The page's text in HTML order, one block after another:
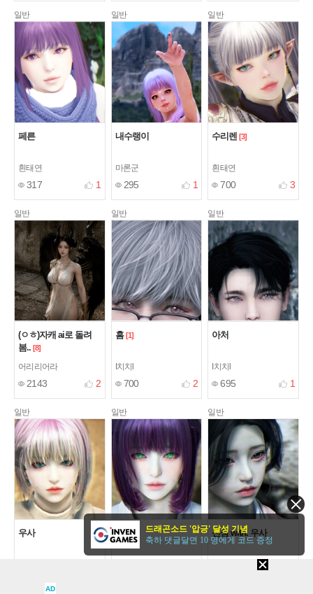
일반
페른
흰태연
317 1
일반
내수랭이
마론군
295 1
일반
수리렌 [3]
흰태연
700 3
일반
(ㅇㅎ)자캐 ai로 돌려
봄.. [8]
어리리어라
2143 2
일반
흠 [1]
I치치l
700 2
일반
아처
I치치l
695 1
일반
우사
일반
우사
일반
신상 with. 우사
AD
드래곤소드 '압긍' 달성 기념
축하 댓글달면 10 명에게 코드 증정